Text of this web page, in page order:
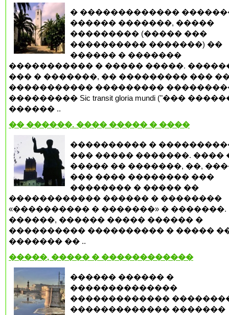
� �������������
������ �������, �����
��������� (����� ���
���������� �������) ��
������ � �������
����������� � ����� �����.
��� � �������, �� ��������� ���
����������� ���������
��������� Sic transit gloria mundi ("���
������ ..
�� ������. ���� ����� � ����
���������� �
��� ����� �������. ����
����� �� �������, ��,
��� ���� �������� ���
�������� � ����� ��
������������ ������ � ��������
«���������� � �������» � �������.
������, ������ ����� ������ �
���������� ���������� � �����
������� �� ..
�����, ����� � ������������
������ ������ �
��������������
�������������
������������� �������